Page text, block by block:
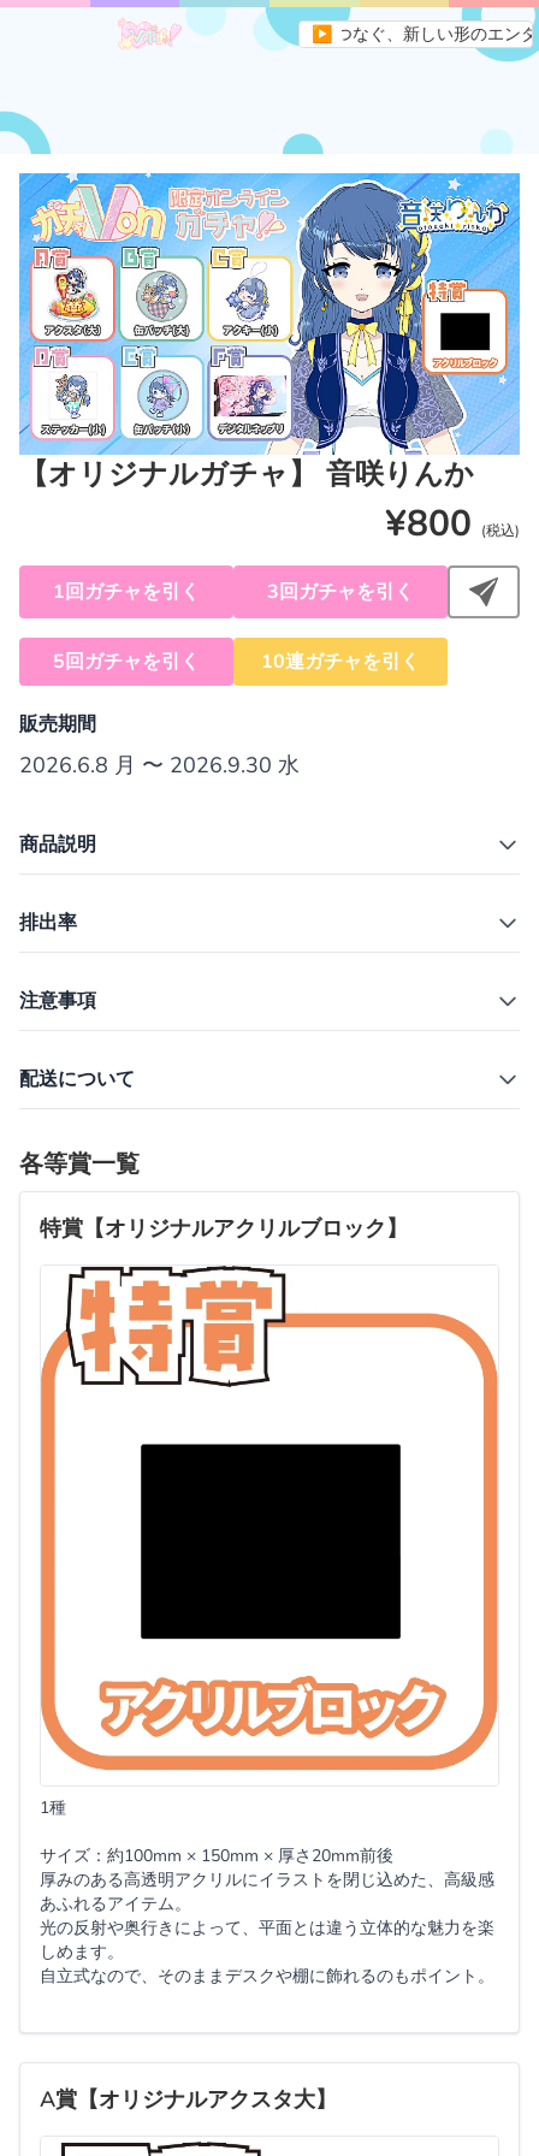
▶
ーとファンを“遊び”と“応援”でつなぐ、新しい形のエンタメプラッ
【オリジナルガチャ】 音咲りんか
¥800 (税込)
1回ガチャを引く 3回ガチャを引く
5回ガチャを引く 10連ガチャを引く
販売期間
2026.6.8 月 〜 2026.9.30 水
商品説明
排出率
注意事項
配送について
各等賞一覧
特賞【オリジナルアクリルブロック】
1種
サイズ：約100mm × 150mm × 厚さ20mm前後
厚みのある高透明アクリルにイラストを閉じ込めた、高級感
あふれるアイテム。
光の反射や奥行きによって、平面とは違う立体的な魅力を楽
しめます。
自立式なので、そのままデスクや棚に飾れるのもポイント。
A賞【オリジナルアクスタ大】